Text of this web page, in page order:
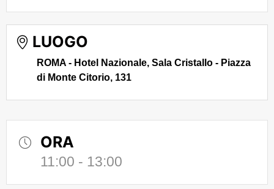
LUOGO
ROMA - Hotel Nazionale, Sala Cristallo - Piazza
di Monte Citorio, 131
ORA
11:00 - 13:00